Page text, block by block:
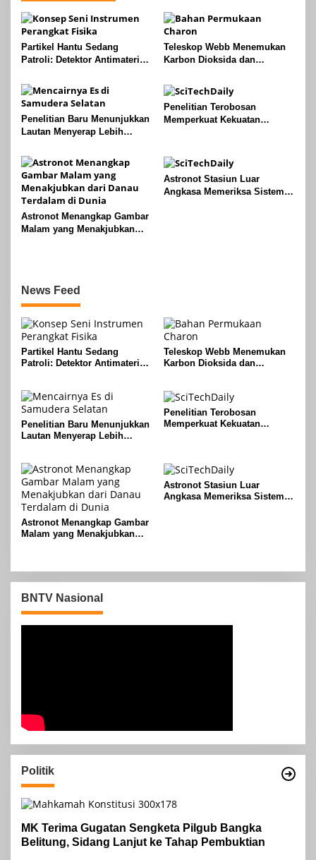
Partikel Hantu Sedang
Patroli: Detektor Antimateri
Reaktor Nuklir
Teleskop Webb Menemukan
Karbon Dioksida dan
Pluto
Penelitian Baru Menunjukkan
Lautan Menyerap Lebih
Sebelumnya
Penelitian Terobosan
Memperkuat Kekuatan
Astronot Menangkap Gambar
Malam yang Menakjubkan
Astronot Stasiun Luar
Angkasa Memeriksa Sistem
News Feed
Partikel Hantu Sedang
Patroli: Detektor Antimateri
Teleskop Webb Menemukan
Karbon Dioksida dan
Penelitian Baru Menunjukkan
Lautan Menyerap Lebih
Penelitian Terobosan
Memperkuat Kekuatan
Astronot Menangkap Gambar
Malam yang Menakjubkan
Astronot Stasiun Luar
Angkasa Memeriksa Sistem
BNTV Nasional
Politik
MK Terima Gugatan Sengketa Pilgub Bangka
Belitung, Sidang Lanjut ke Tahap Pembuktian